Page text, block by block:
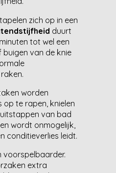
zich op in een
duurt
tot wel een
buigen van de knie
worden
op te rapen, knielen
van bad
wordt onmogelijk,
conditieverlies leidt.
voorspelbaarder.
extra